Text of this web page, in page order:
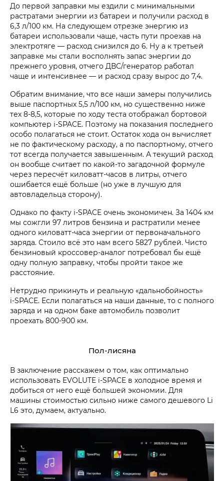
До первой заправки мы ездили с минимальными
растратами энергии из батареи и получили расход в
6,3 л/100 км. На следующем отрезке энергию из
батареи использовали чаще, часть пути проехав на
электротяге — расход снизился до 6. Ну а к третьей
заправке мы стали восполнять запас энергии до
прежнего уровня, отчего ДВС/генератор работал
чаще и интенсивнее — и расход сразу вырос до 7,4.
Обратим внимание, что все наши замеры получились
выше паспортных 5,5 л/100 км, но существенно ниже
тех 8-8,5, которые по ходу теста отображал бортовой
компьютер i‑SPACE. Поэтому на показания последнего
особо полагаться не стоит. Остаток хода он вычисляет
не по фактическому расходу, а по паспортному, отчего
тот всегда получается завышенным. А текущий расход
он вообще считает по какой-то загадочной формуле
через пересчёт киловатт-часов в литры, отчего
ошибается ещё больше (но уже в лучшую для
автовладельца сторону).
Однако по факту i‑SPACE очень экономичен. За 1404 км
мы сожгли 97 литров бензина и растратили менее
одного киловатт-часа энергии от первоначального
заряда. Стоило всё это нам всего 5827 рублей. Чисто
бензиновый кроссовер-аналог потребовал бы ещё
одну полную заправку, чтобы пройти такое же
расстояние.
Нетрудно прикинуть и реальную «дальнобойность»
i‑SPACE. Если полагаться на наши данные, то с полного
заряда и на одном баке автомобиль позволит
проехать 800-900 км.
Пол-лисяна
В заключение расскажем о том, как оптимально
использовать EVOLUTE i‑SPACE в холодное время и
добиться от него ещё большей экономии. Для
машины стоимостью сильно ниже самого дешевого Li
L6 это, думаем, актуально.